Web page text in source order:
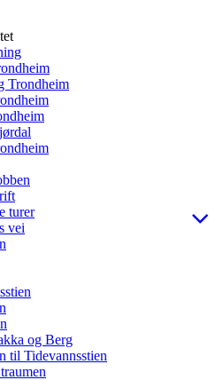
Trondheim
turer
vei
og Berg
til Tidevannsstien